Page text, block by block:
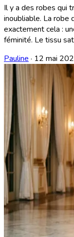
Il y a des robes qui
inoubliable. La robe
exactement cela :
féminité. Le tissu
Pauline · 12 mai